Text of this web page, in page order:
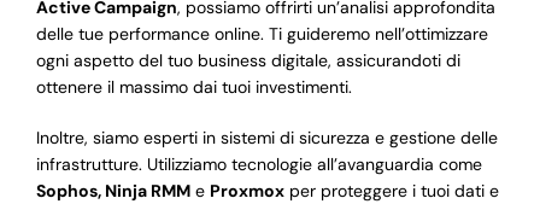
Active Campaign, possiamo offrirti un’analisi approfondita
delle tue performance online. Ti guideremo nell’ottimizzare
ogni aspetto del tuo business digitale, assicurandoti di
ottenere il massimo dai tuoi investimenti.
Inoltre, siamo esperti in sistemi di sicurezza e gestione delle
infrastrutture. Utilizziamo tecnologie all’avanguardia come
Sophos, Ninja RMMe Proxmoxper proteggere i tuoi dati e